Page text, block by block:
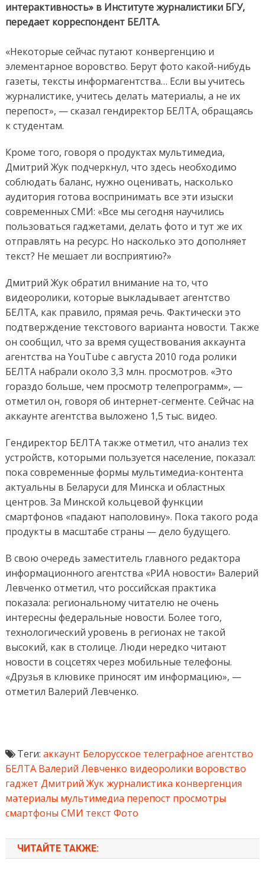
интерактивность» в Институте журналистики БГУ,
передает корреспондент БЕЛТА.
«Некоторые сейчас путают конвергенцию и
элементарное воровство. Берут фото какой-нибудь
газеты, тексты информагентства… Если вы учитесь
журналистике, учитесь делать материалы, а не их
перепост», — сказал гендиректор БЕЛТА, обращаясь
к студентам.
Кроме того, говоря о продуктах мультимедиа,
Дмитрий Жук подчеркнул, что здесь необходимо
соблюдать баланс, нужно оценивать, насколько
аудитория готова воспринимать все эти изыски
современных СМИ: «Все мы сегодня научились
пользоваться гаджетами, делать фото и тут же их
отправлять на ресурс. Но насколько это дополняет
текст? Не мешает ли восприятию?»
Дмитрий Жук обратил внимание на то, что
видеоролики, которые выкладывает агентство
БЕЛТА, как правило, прямая речь. Фактически это
подтверждение текстового варианта новости. Также
он сообщил, что за время существования аккаунта
агентства на YouTube с августа 2010 года ролики
БЕЛТА набрали около 3,3 млн. просмотров. «Это
гораздо больше, чем просмотр телепрограмм», —
отметил он, говоря об интернет-сегменте. Сейчас на
аккаунте агентства выложено 1,5 тыс. видео.
Гендиректор БЕЛТА также отметил, что анализ тех
устройств, которыми пользуется население, показал:
пока современные формы мультимедиа-контента
актуальны в Беларуси для Минска и областных
центров. За Минской кольцевой функции
смартфонов «падают наполовину». Пока такого рода
продукты в масштабе страны — дело будущего.
В свою очередь заместитель главного редактора
информационного агентства «РИА новости» Валерий
Левченко отметил, что российская практика
показала: региональному читателю не очень
интересны федеральные новости. Более того,
технологический уровень в регионах не такой
высокий, как в столице. Люди нередко читают
новости в соцсетях через мобильные телефоны.
«Друзья в клювике приносят им информацию», —
отметил Валерий Левченко.
Теги: аккаунт Белорусское телеграфное агентство
БЕЛТА Валерий Левченко видеоролики воровство
гаджет Дмитрий Жукжурналистика конвергенция
материалы мультимедиа перепост просмотры
смартфоны СМИ текст Фото
ЧИТАЙТЕ ТАКЖЕ: